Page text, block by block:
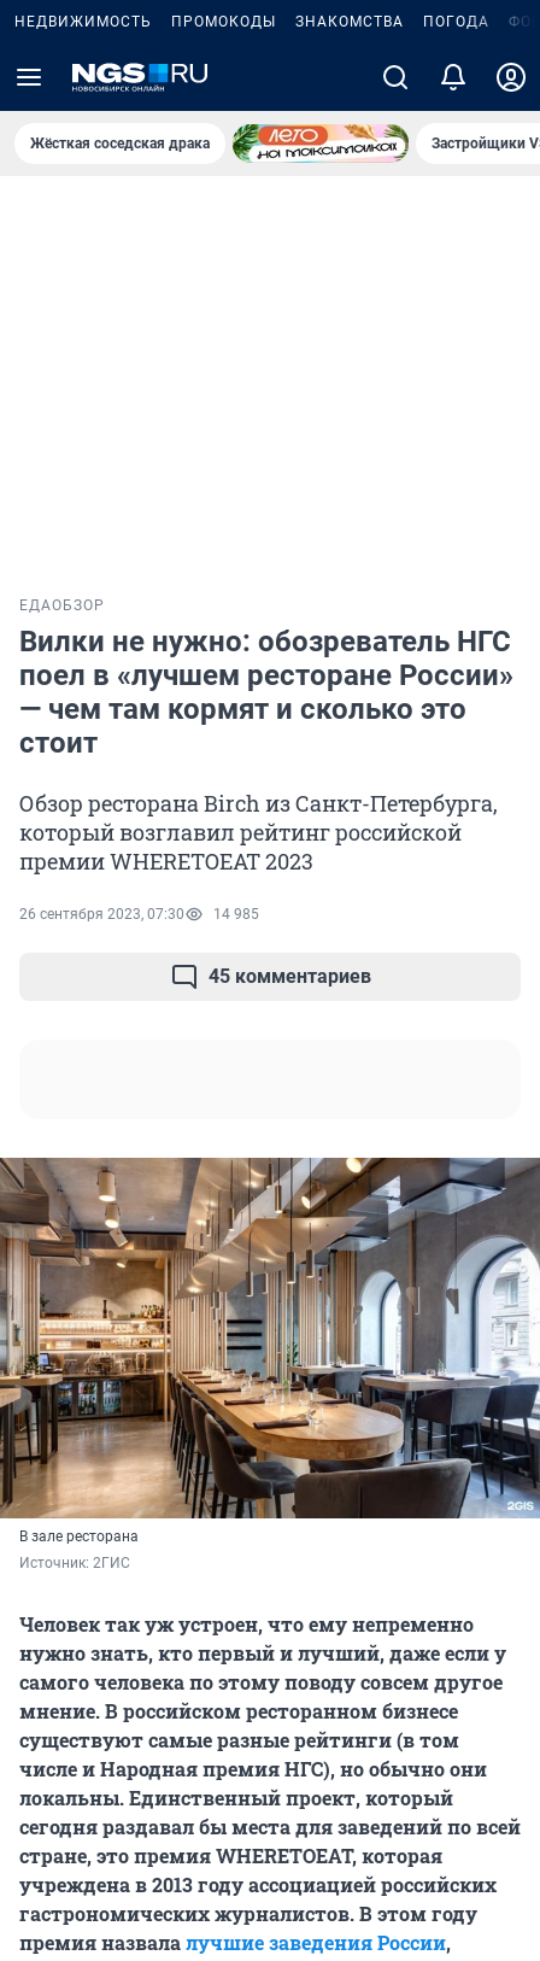
НЕДВИЖИМОСТЬ ПРОМОКОДЫ ЗНАКОМСТВА ПОГОДА
Жёсткая соседская драка Застройщики
ЕДАОБЗОР
Вилки не нужно: обозреватель НГС
поел в «лучшем ресторане России»
— чем там кормят и сколько это
стоит
Обзор ресторана Birch из Санкт-Петербурга,
который возглавил рейтинг российской
премии WHERETOEAT 2023
26 сентября 2023, 07:30 14 985
45 комментариев
В зале ресторана
Источник: 2ГИС
Человек так уж устроен, что ему непременно
нужно знать, кто первый и лучший, даже если у
самого человека по этому поводу совсем другое
мнение. В российском ресторанном бизнесе
существуют самые разные рейтинги (в том
числе и Народная премия НГС), но обычно они
локальны. Единственный проект, который
сегодня раздавал бы места для заведений по всей
стране, это премия WHERETOEAT, которая
учреждена в 2013 году ассоциацией российских
гастрономических журналистов. В этом году
премия назвалалучшие заведения России,